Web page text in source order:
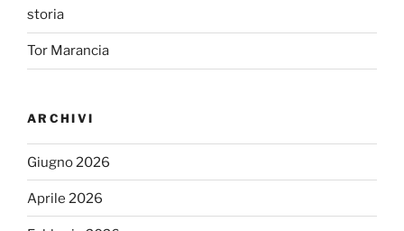
storia
Tor Marancia
ARCHIVI
Giugno 2026
Aprile 2026